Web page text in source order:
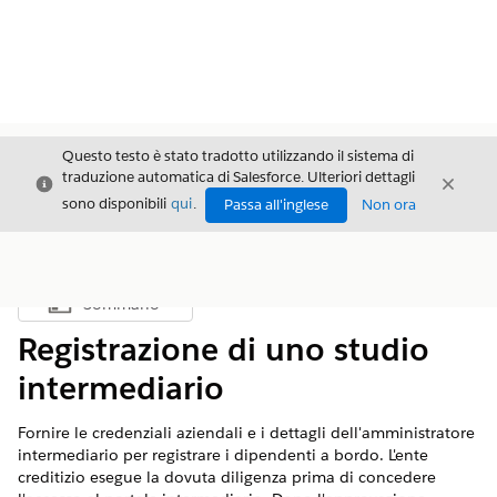
Chiudi
Questo testo è stato tradotto utilizzando il sistema di
traduzione automatica di Salesforce. Ulteriori dettagli
sono disponibili qui. Passa all'inglese Non ora
Chiudi
Mostra sommario
Sommario
Registrazione di uno studio
intermediario
Fornire le credenziali aziendali e i dettagli dell'amministratore
intermediario per registrare i dipendenti a bordo. L'ente
creditizio esegue la dovuta diligenza prima di concedere